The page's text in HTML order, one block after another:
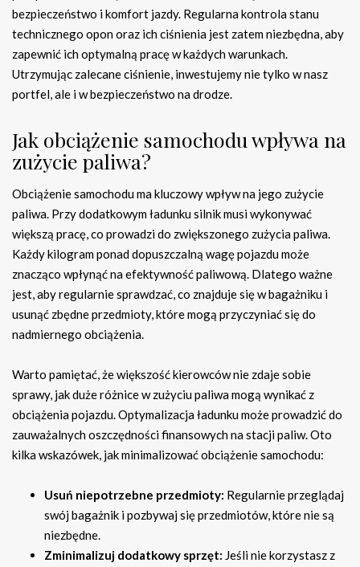
bezpieczeństwo i komfort jazdy. Regularna kontrola stanu
technicznego opon oraz ich ciśnienia jest zatem niezbędna, aby
zapewnić ich optymalną pracę w każdych warunkach.
Utrzymując zalecane ciśnienie, inwestujemy nie tylko w nasz
portfel, ale i w bezpieczeństwo na drodze.
Jak obciążenie samochodu wpływa na
zużycie paliwa?
Obciążenie samochodu ma kluczowy wpływ na jego zużycie
paliwa. Przy dodatkowym ładunku silnik musi wykonywać
większą pracę, co prowadzi do zwiększonego zużycia paliwa.
Każdy kilogram ponad dopuszczalną wagę pojazdu może
znacząco wpłynąć na efektywność paliwową. Dlatego ważne
jest, aby regularnie sprawdzać, co znajduje się w bagażniku i
usunąć zbędne przedmioty, które mogą przyczyniać się do
nadmiernego obciążenia.
Warto pamiętać, że większość kierowców nie zdaje sobie
sprawy, jak duże różnice w zużyciu paliwa mogą wynikać z
obciążenia pojazdu. Optymalizacja ładunku może prowadzić do
zauważalnych oszczędności finansowych na stacji paliw. Oto
kilka wskazówek, jak minimalizować obciążenie samochodu:
Usuń niepotrzebne przedmioty: Regularnie przeglądaj
swój bagażnik i pozbywaj się przedmiotów, które nie są
niezbędne.
Zminimalizuj dodatkowy sprzęt: Jeśli nie korzystasz z